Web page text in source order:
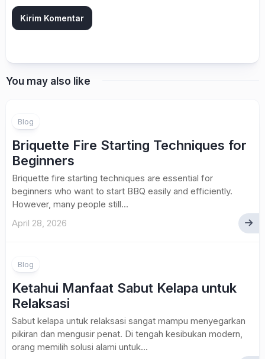
You may also like
Blog
Briquette Fire Starting Techniques for
Beginners
Briquette fire starting techniques are essential for
beginners who want to start BBQ easily and efficiently.
However, many people still...
April 28, 2026
Blog
Ketahui Manfaat Sabut Kelapa untuk
Relaksasi
Sabut kelapa untuk relaksasi sangat mampu menyegarkan
pikiran dan mengusir penat. Di tengah kesibukan modern,
orang memilih solusi alami untuk...